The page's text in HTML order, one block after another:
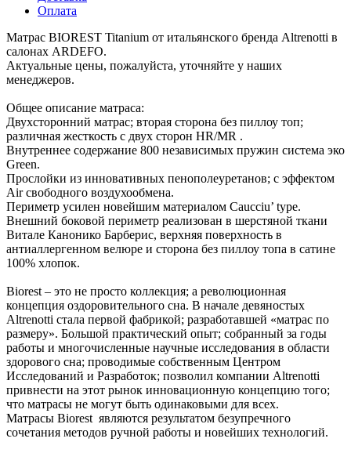
Оплата
Матрас BIOREST Titanium от итальянского бренда Altrenotti в
салонах ARDEFO.
Актуальные цены, пожалуйста, уточняйте у наших
менеджеров.
Общее описание матраса:
Двухсторонний матрас; вторая сторона без пиллоу топ;
различная жесткость с двух сторон HR/MR .
Внутреннее содержание 800 независимых пружин система эко
Green.
Прослойки из инновативных пенополеуретанов; с эффектом
Air свободного воздухообмена.
Периметр усилен новейшим материалом Сaucciu’ type.
Внешний боковой периметр реализован в шерстяной ткани
Витале Канонико Барберис, верхняя поверхность в
антиаллергенном велюре и сторона без пиллоу топа в сатине
100% хлопок.
Biorest – это не просто коллекция; а революционная
концепция оздоровительного сна. В начале девяностых
Altrenotti стала первой фабрикой; разработавшей «матрас по
размеру». Большой практический опыт; собранный за годы
работы и многочисленные научные исследования в области
здорового сна; проводимые собственным Центром
Исследований и Разработок; позволил компании Altrenotti
привнести на этот рынок инновационную концепцию того;
что матрасы не могут быть одинаковыми для всех.
Матрасы Biorest являются результатом безупречного
сочетания методов ручной работы и новейших технологий.